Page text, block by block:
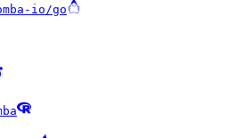
io/go